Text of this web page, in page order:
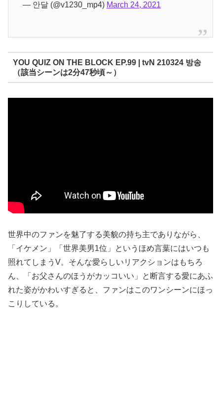
— 안달 (@v1230_mp4) March 24, 2021
YOU QUIZ ON THE BLOCK EP.99 | tvN 210324 방송
（該当シーンは2分47秒頃～）
世界中のファンを魅了する美貌の持ち主でありながら、
「イケメン」「世界美男1位」というほめ言葉にはいつも
照れてしまうV。そんな愛らしいリアクションはもちろ
ん、「お父さんのほうがカッコいい」と断言する愛にあふ
れた姿がかわいすぎると、ファンはこのワンシーンにほっ
こりしている。